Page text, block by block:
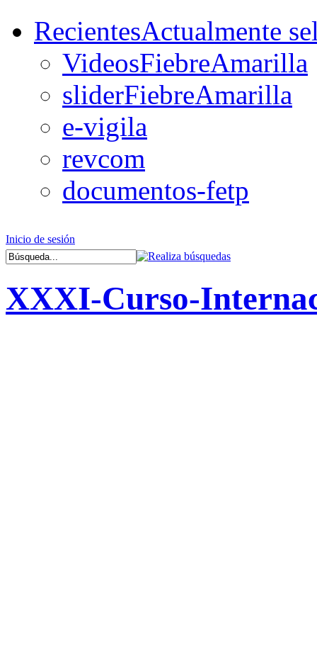
RecientesActualmente
VideosFiebreAmarilla
sliderFiebreAmarilla
e-vigila
revcom
documentos-fetp
Inicio de sesión
XXXI-Curso-